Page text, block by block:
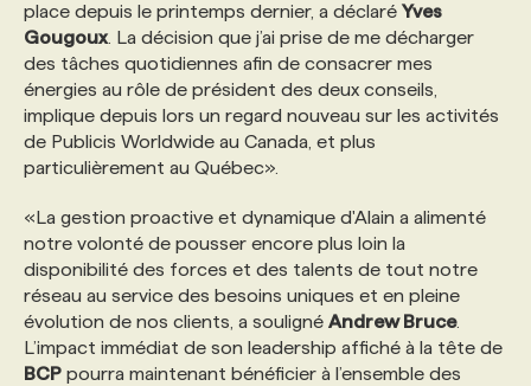
FAQ
ANNONCEZ AVEC NOUS
place depuis le printemps dernier, a déclaré Yves
Gougoux . La décision que j’ai prise de me décharger
des tâches quotidiennes afin de consacrer mes
énergies au rôle de président des deux conseils,
implique depuis lors un regard nouveau sur les activités
de Publicis Worldwide au Canada, et plus
particulièrement au Québec».
«La gestion proactive et dynamique d'Alain a alimenté
notre volonté de pousser encore plus loin la
disponibilité des forces et des talents de tout notre
réseau au service des besoins uniques et en pleine
évolution de nos clients, a souligné Andrew Bruce.
L’impact immédiat de son leadership affiché à la tête de
BCP pourra maintenant bénéficier à l’ensemble des